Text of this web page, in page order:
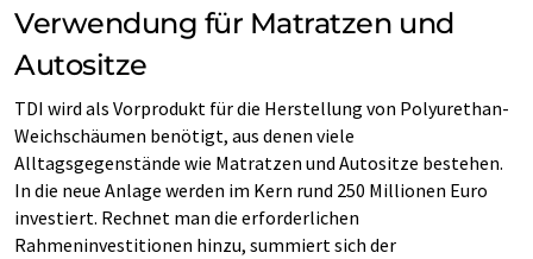
Verwendung für Matratzen und
Autositze
TDI wird als Vorprodukt für die Herstellung von Polyurethan-
Weichschäumen benötigt, aus denen viele
Alltagsgegenstände wie Matratzen und Autositze bestehen.
In die neue Anlage werden im Kern rund 250 Millionen Euro
investiert. Rechnet man die erforderlichen
Rahmeninvestitionen hinzu, summiert sich der